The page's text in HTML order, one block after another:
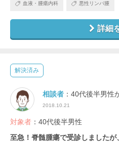
血液・腫瘍内科 悪性リンパ腫
詳細
解決済み
相談者 ：40代後半男性
2018.10.21
対象者 ：40代後半男性
至急！脊髄腫瘍で受診しました